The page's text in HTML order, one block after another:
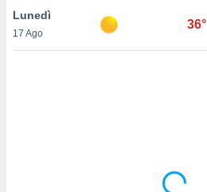
a piè
del
Lunedì
17 Ago
36°